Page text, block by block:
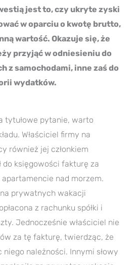
jest to, czy ukryte zyski
w oparciu o kwotę brutto,
wartość. Okazuje się, że
przyjąć w odniesieniu do
z samochodami, inne zaś do
wydatków.
tytułowe pytanie, warto
Właściciel firmy na
również jej członkiem
do księgowości fakturę za
nad morzem.
prywatnych wakacji
z rachunku spółki i
Jednocześnie właściciel nie
za tę fakturę, twierdząc, że
niego należności. Innymi słowy